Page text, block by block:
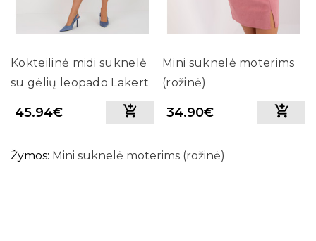
Kokteilinė midi suknelė
su gėlių leopado Lakert
45.94€
Mini suknelė moterims
(rožinė)
34.90€
Žymos: Mini suknelė moterims (rožinė)